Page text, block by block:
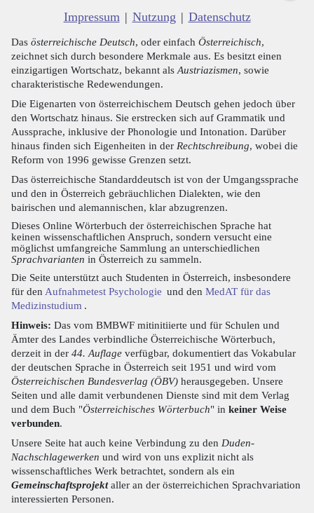
Impressum | Nutzung | Datenschutz
Das österreichische Deutsch, oder einfach Österreichisch,
zeichnet sich durch besondere Merkmale aus. Es besitzt einen
einzigartigen Wortschatz, bekannt als Austriazismen, sowie
charakteristische Redewendungen.
Die Eigenarten von österreichischem Deutsch gehen jedoch über
den Wortschatz hinaus. Sie erstrecken sich auf Grammatik und
Aussprache, inklusive der Phonologie und Intonation. Darüber
hinaus finden sich Eigenheiten in der Rechtschreibung, wobei die
Reform von 1996 gewisse Grenzen setzt.
Das österreichische Standarddeutsch ist von der Umgangssprache
und den in Österreich gebräuchlichen Dialekten, wie den
bairischen und alemannischen, klar abzugrenzen.
Dieses Online Wörterbuch der österreichischen Sprache hat
keinen wissenschaftlichen Anspruch, sondern versucht eine
möglichst umfangreiche Sammlung an unterschiedlichen
Sprachvarianten in Österreich zu sammeln.
Die Seite unterstützt auch Studenten in Österreich, insbesondere
für den Aufnahmetest Psychologie und den MedAT für das
Medizinstudium .
Hinweis: Das vom BMBWF mitinitiierte und für Schulen und
Ämter des Landes verbindliche Österreichische Wörterbuch,
derzeit in der 44. Auflage verfügbar, dokumentiert das Vokabular
der deutschen Sprache in Österreich seit 1951 und wird vom
Österreichischen Bundesverlag (ÖBV) herausgegeben. Unsere
Seiten und alle damit verbundenen Dienste sind mit dem Verlag
und dem Buch "Österreichisches Wörterbuch" in keiner Weise
verbunden.
Unsere Seite hat auch keine Verbindung zu den Duden-
Nachschlagewerken und wird von uns explizit nicht als
wissenschaftliches Werk betrachtet, sondern als ein
Gemeinschaftsprojektaller an der österreichichen Sprachvariation
interessierten Personen.